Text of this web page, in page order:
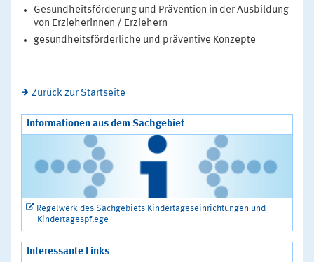
Gesundheitsförderung und Prävention in der Ausbildung
von Erzieherinnen / Erziehern
gesundheitsförderliche und präventive Konzepte
Zurück zur Startseite
Informationen aus dem Sachgebiet
Regelwerk des Sachgebiets Kindertageseinrichtungen und
Kindertagespflege
Interessante Links